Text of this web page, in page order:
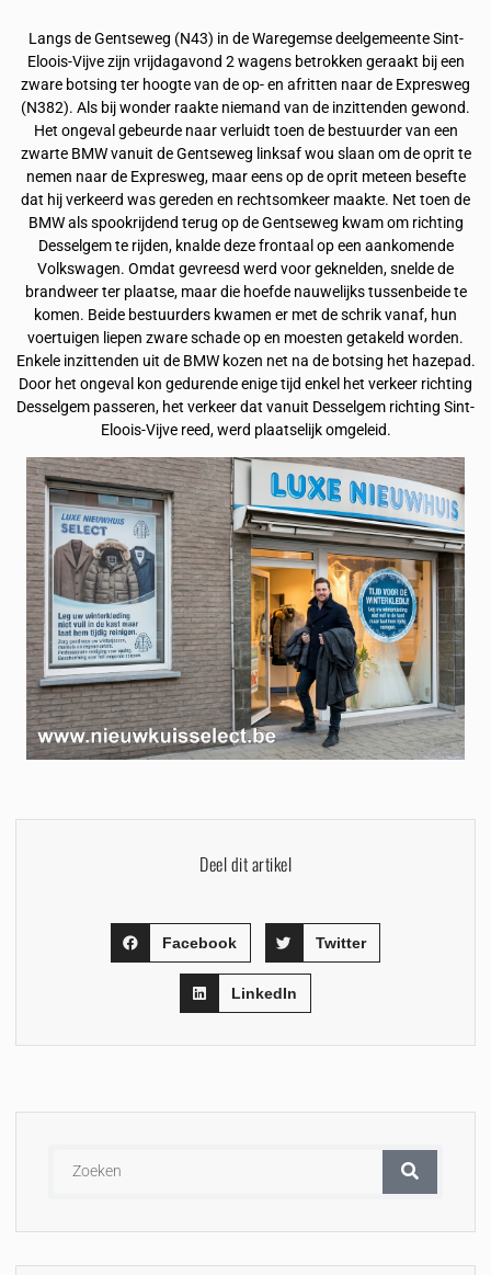
Langs de Gentseweg (N43) in de Waregemse deelgemeente Sint-
Eloois-Vijve zijn vrijdagavond 2 wagens betrokken geraakt bij een
zware botsing ter hoogte van de op- en afritten naar de Expresweg
(N382). Als bij wonder raakte niemand van de inzittenden gewond.
Het ongeval gebeurde naar verluidt toen de bestuurder van een
zwarte BMW vanuit de Gentseweg linksaf wou slaan om de oprit te
nemen naar de Expresweg, maar eens op de oprit meteen besefte
dat hij verkeerd was gereden en rechtsomkeer maakte. Net toen de
BMW als spookrijdend terug op de Gentseweg kwam om richting
Desselgem te rijden, knalde deze frontaal op een aankomende
Volkswagen. Omdat gevreesd werd voor geknelden, snelde de
brandweer ter plaatse, maar die hoefde nauwelijks tussenbeide te
komen. Beide bestuurders kwamen er met de schrik vanaf, hun
voertuigen liepen zware schade op en moesten getakeld worden.
Enkele inzittenden uit de BMW kozen net na de botsing het hazepad.
Door het ongeval kon gedurende enige tijd enkel het verkeer richting
Desselgem passeren, het verkeer dat vanuit Desselgem richting Sint-
Eloois-Vijve reed, werd plaatselijk omgeleid.
Deel dit artikel
Facebook Twitter
LinkedIn